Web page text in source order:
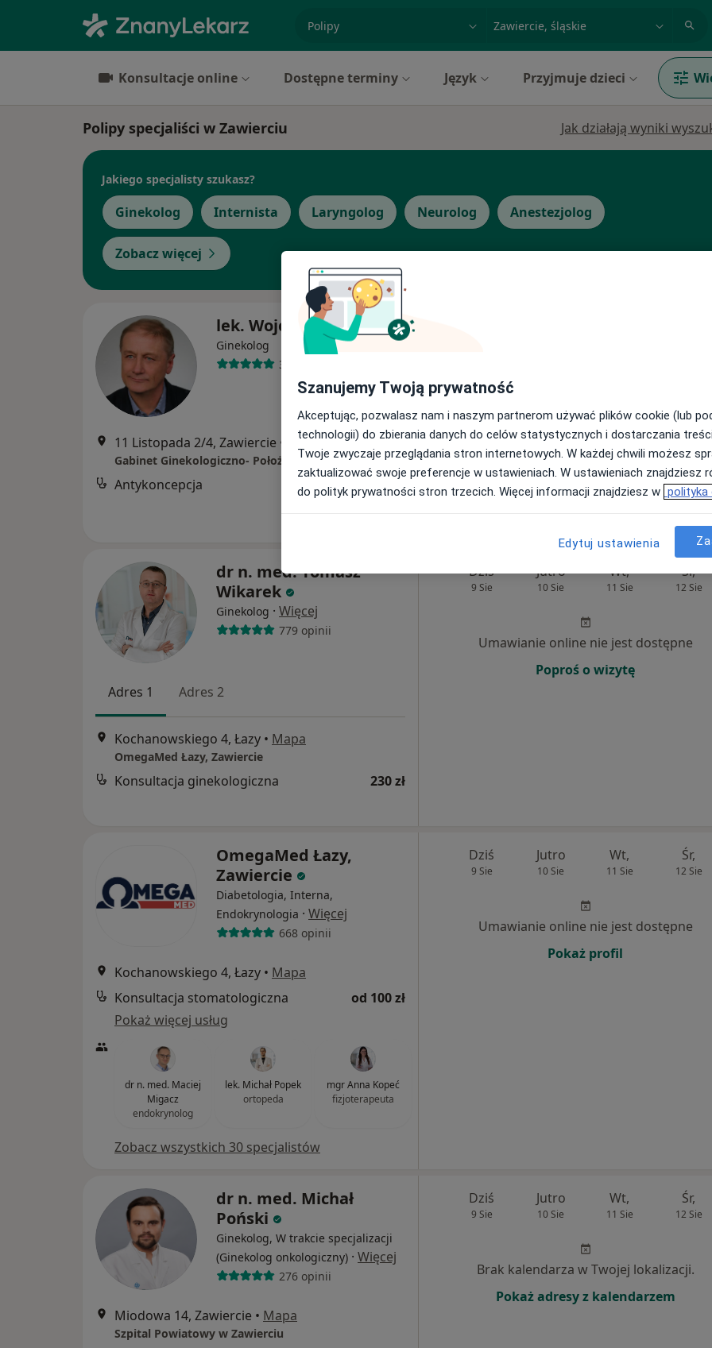
miasto lub dzielnica
Konsultacje online Dostępne terminy Język Przyjmuje dzieci
Polipy specjaliści w Zawierciu Jak działają wyniki
Jakiego specjalisty szukasz?
Ginekolog Internista Laryngolog Neurolog Anestezjolog
Zobacz więcej
lek. Wojciech Mleczko
Ginekolog
383 opinie
11 Listopada 2/4, Zawiercie • Mapa
Gabinet Ginekologiczno- Położniczy ULTRASONOGRAFIA Wojciech Mleczko
Antykoncepcja od 100 zł
Umawianie online nie jest dostępne
Poproś o wizytę
dr n. med. Tomasz
Wikarek
Ginekolog · Więcej
779 opinii
Adres 1 Adres 2
Kochanowskiego 4, Łazy • Mapa
OmegaMed Łazy, Zawiercie
Konsultacja ginekologiczna 230 zł
Dziś
9 Sie
Jutro
10 Sie
Wt,
11 Sie
Śr,
12 Sie
Umawianie online nie jest dostępne
Poproś o wizytę
OmegaMed Łazy,
Zawiercie
Diabetologia, Interna,
Endokrynologia · Więcej
668 opinii
Kochanowskiego 4, Łazy • Mapa
Konsultacja stomatologiczna
od 100 zł
Pokaż więcej usług
dr n. med. Maciej
Migacz
endokrynolog
lek. Michał Popek
ortopeda
mgr Anna Kopeć
fizjoterapeuta
Zobacz wszystkich 30 specjalistów
Dziś
9 Sie
Jutro
10 Sie
Wt,
11 Sie
Śr,
12 Sie
Umawianie online nie jest dostępne
Pokaż profil
dr n. med. Michał
Poński
Ginekolog, W trakcie specjalizacji
(Ginekolog onkologiczny) · Więcej
276 opinii
Miodowa 14, Zawiercie • Mapa
Szpital Powiatowy w Zawierciu
Dziś
9 Sie
Jutro
10 Sie
Wt,
11 Sie
Śr,
12 Sie
Brak kalendarza w Twojej lokalizacji.
Pokaż adresy z kalendarzem
Szanujemy Twoją prywatność
Akceptując, pozwalasz nam i naszym partnerom używać plików cookie (lub
technologii) do zbierania danych do celów statystycznych i dostarczania
Twoje zwyczaje przeglądania stron internetowych. W każdej chwili możesz
zaktualizować swoje preferencje w ustawieniach. W ustawieniach znajdziesz
do polityk prywatności stron trzecich. Więcej informacji znajdziesz w polityka
Edytuj ustawienia